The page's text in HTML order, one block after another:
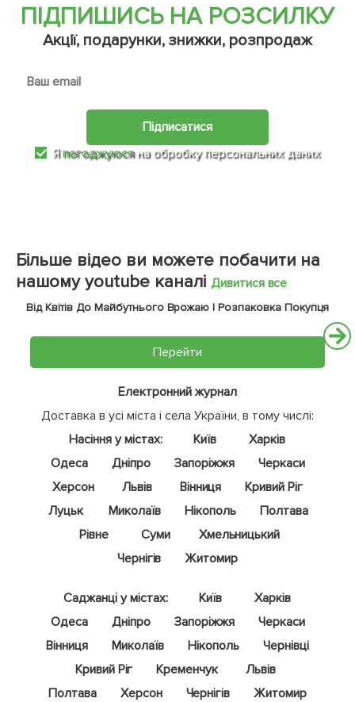
ПІДПИШИСЬ НА РОЗСИЛКУ
Акції, подарунки, знижки, розпродаж
Підписатися
Япогоджуюся на обробку персональних даних
Більше відео ви можете побачити на
нашому youtube каналі Дивитися все
Від Квітів До Майбутнього Врожаю | Розпаковка Покупця
Перейти
Електронний журнал
Доставка в усі міста і села України, в тому числі:
Насіння у містах:
Київ
Харків
Одеса
Дніпро Запоріжжя
Черкаси
Херсон
Львів Вінниця
Кривий Ріг
Луцьк
Миколаїв Нікополь
Полтава
Рівне
Суми
Хмельницький
Чернігів
Житомир
Саджанці у містах: Київ
Харків
Одеса
Дніпро Запоріжжя
Черкаси
Вінниця
Миколаїв Нікополь
Чернівці
Кривий Ріг
Кременчук
Львів
Полтава
Херсон Чернігів Житомир